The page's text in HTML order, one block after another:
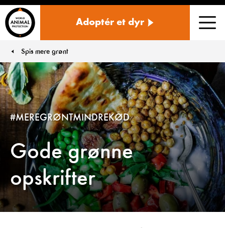
Adoptér et dyr
You are here:
Spis mere grønt
Gode grønne
opskrifter
#MEREGRØNTMINDREKØD